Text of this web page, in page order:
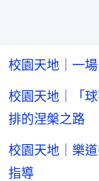
校園天地｜一
校園天地｜「
排的涅槃之路
校園天地｜樂
指導